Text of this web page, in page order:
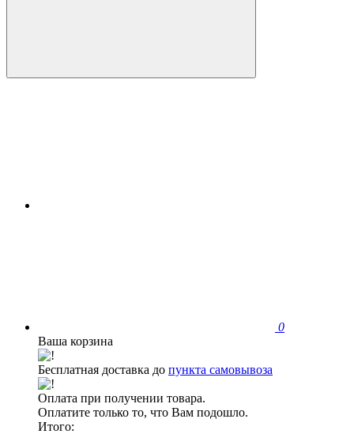
0
Ваша корзина
Бесплатная доставка до пункта самовывоза
Оплата при получении товара.
Оплатите только то, что Вам подошло.
Итого: